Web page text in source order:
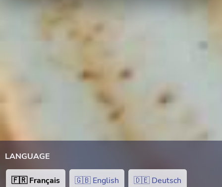
LANGUAGE
🇫🇷 Français 🇬🇧 English 🇩🇪 Deutsch